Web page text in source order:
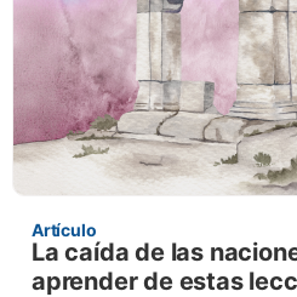
Artículo
La caída de las
aprender de estas